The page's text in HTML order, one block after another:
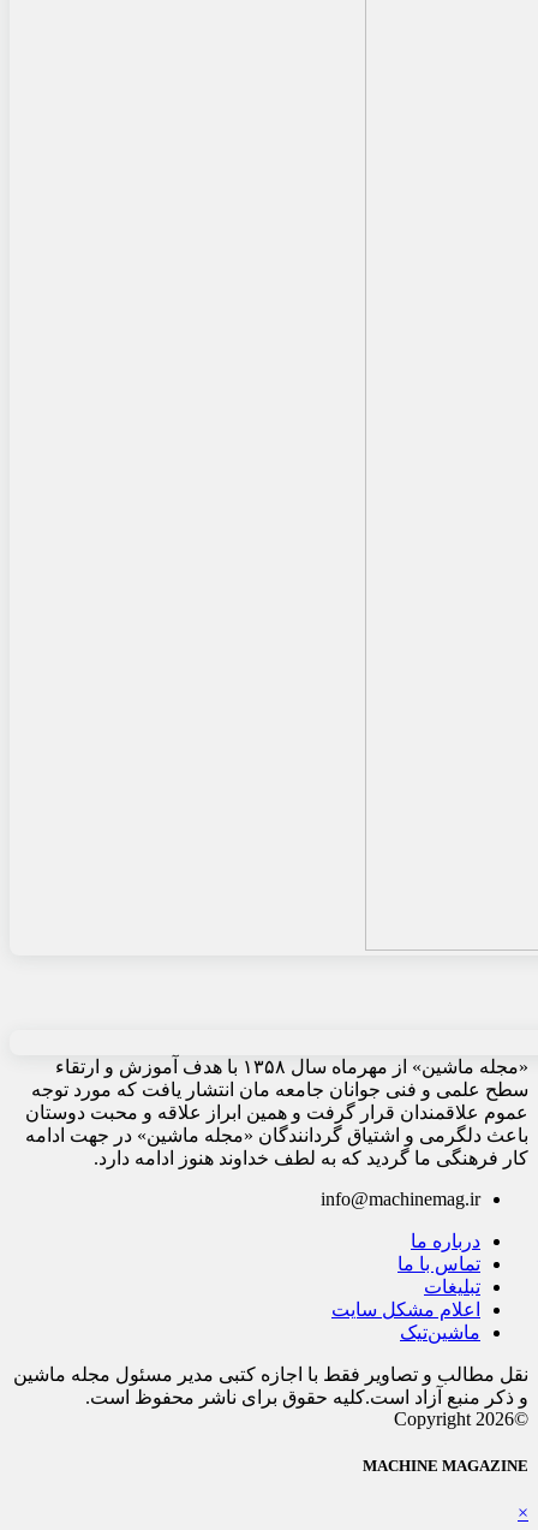
«مجله ماشین» از مهرماه سال ۱۳۵۸ با هدف آموزش و ارتقاء
سطح علمی و فنی جوانان جامعه مان انتشار یافت که مورد توجه
عموم علاقمندان قرار گرفت و همین ابراز علاقه و محبت دوستان
باعث دلگرمی و اشتیاق گردانندگان «مجله ماشین» در جهت ادامه
کار فرهنگی ما گردید که به لطف خداوند هنوز ادامه دارد.
info@machinemag.ir
درباره ما
تماس با ما
تبلیغات
اعلام مشکل سایت
ماشین‌تیک
نقل مطالب و تصاویر فقط با اجازه کتبی مدیر مسئول مجله ماشین
و ذکر منبع آزاد است.کلیه حقوق برای ناشر محفوظ است.
©Copyright 2026
MACHINE MAGAZINE
×